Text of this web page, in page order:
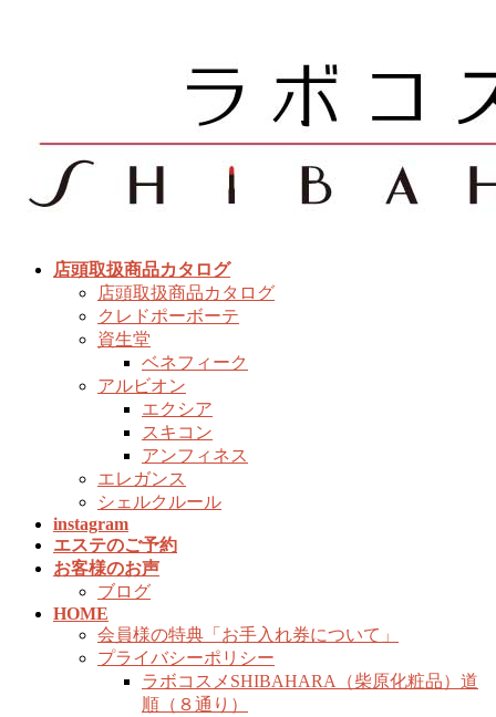
店頭取扱商品カタログ
店頭取扱商品カタログ
クレドポーボーテ
資生堂
ベネフィーク
アルビオン
エクシア
スキコン
アンフィネス
エレガンス
シェルクルール
instagram
エステのご予約
お客様のお声
ブログ
HOME
会員様の特典「お手入れ券について」
プライバシーポリシー
ラボコスメSHIBAHARA（柴原化粧品）道
順（８通り）